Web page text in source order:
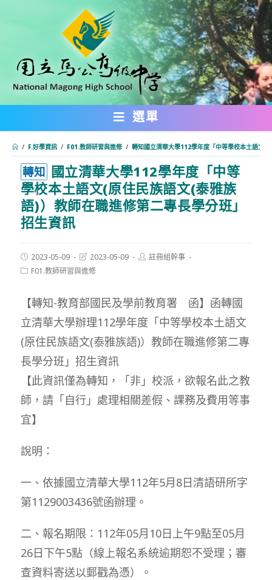
內
選單
/ F.好學資訊 / F01.教師研習與進修 / 轉知國立清華大學112學年度「中等學校本土語文(
轉知 國立清華大學112學年度「中等
學校本土語文(原住民族語文(泰雅族
語)）教師在職進修第二專長學分班」
招生資訊
Post
published:
2023-05-09
Post
last
modified:
2023-05-09
Post註冊組幹事
PostF01.教師研習與進修
【轉知-教育部國民及學前教育署 函】函轉國
立清華大學辦理112學年度「中等學校本土語文
(原住民族語文(泰雅族語)）教師在職進修第二專
長學分班」招生資訊
【此資訊僅為轉知，「非」校派，欲報名此之教
師，請「自行」處理相關差假、課務及費用等事
宜】
說明：
一、依據國立清華大學112年5月8日清語研所字
第1129003436號函辦理。
二、報名期限：112年05月10日上午9點至05月
26日下午5點（線上報名系統逾期恕不受理；審
查資料寄送以郵戳為憑）。